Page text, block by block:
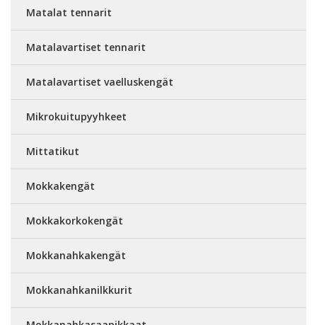
Matalat tennarit
Matalavartiset tennarit
Matalavartiset vaelluskengät
Mikrokuitupyyhkeet
Mittatikut
Mokkakengät
Mokkakorkokengät
Mokkanahkakengät
Mokkanahkanilkkurit